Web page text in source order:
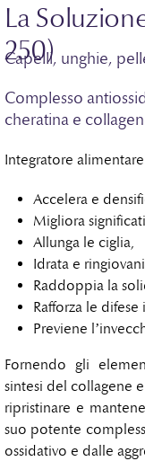
La
250)
Capelli, unghie,
Complesso
cheratina e
Integratore
Accelera e
Migliora
Allunga le ciglia,
Idrata e
Raddoppia la
Rafforza le
Previene
Fornendo gli
sintesi del collagene
ripristinare e
suo potente
ossidativo e dalle